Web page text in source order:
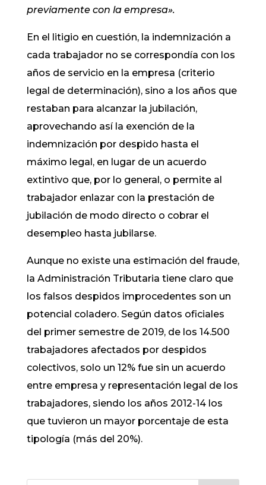
previamente con la empresa».
En el litigio en cuestión, la indemnización a
cada trabajador no se correspondía con los
años de servicio en la empresa (criterio
legal de determinación), sino a los años que
restaban para alcanzar la jubilación,
aprovechando así la exención de la
indemnización por despido hasta el
máximo legal, en lugar de un acuerdo
extintivo que, por lo general, o permite al
trabajador enlazar con la prestación de
jubilación de modo directo o cobrar el
desempleo hasta jubilarse.
Aunque no existe una estimación del fraude,
la Administración Tributaria tiene claro que
los falsos despidos improcedentes son un
potencial coladero. Según datos oficiales
del primer semestre de 2019, de los 14.500
trabajadores afectados por despidos
colectivos, solo un 12% fue sin un acuerdo
entre empresa y representación legal de los
trabajadores, siendo los años 2012-14 los
que tuvieron un mayor porcentaje de esta
tipología (más del 20%).